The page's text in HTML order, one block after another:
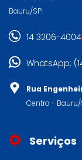
Bauru/SP.
14 3206-4004
WhatsApp:
Rua
Centro - Bauru/
Serviços